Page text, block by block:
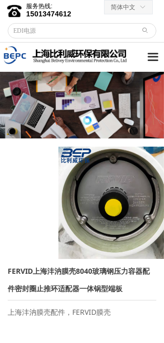
끀
首页
关于我们
客户服务
→ 合作伙伴
→资料下载
产品中心
→ 离子交换树脂
→ 保安过滤器
→ 紫外线杀菌器
→ 水泵/计量泵
服务热线:
15013474612
ꄙ
ꀅ
简体中文
上海沣汭膜壳配件，FERVID膜壳
FERVID上海沣汭膜壳8040玻璃钢压力容器配
件密封圈止推环适配器一体锅型端板